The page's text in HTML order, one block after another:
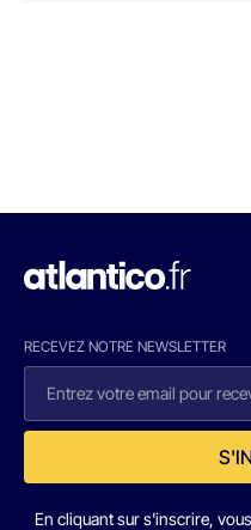
RECEVEZ NOTRE NEWSLETTER
En cliquant sur s'inscrire,